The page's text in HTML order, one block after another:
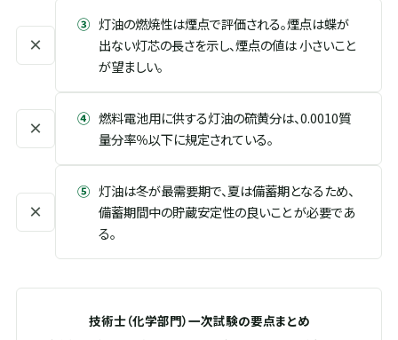
×
③ 灯油の燃焼性は煙点で評価される。煙点は蝶が
出ない灯芯の長さを示し、煙点の値は 小さいこと
が望ましい。
× ④ 燃料電池用に供する灯油の硫黄分は、0.0010質
量分率％以下に規定されている。
×
⑤ 灯油は冬が最需要期で、夏は備蓄期となるため、
備蓄期間中の貯蔵安定性の良いこと が必要であ
る。
技術士（化学部門）一次試験の要点まとめ